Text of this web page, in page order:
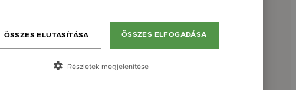
ÖSSZES ELFOGADÁSA
ÖSSZES ELUTASÍTÁSA
Részletek megjelenítése